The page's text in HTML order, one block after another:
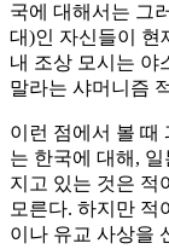
국에 대해서는 그
대)인 자신들이 현
내 조상 모시는 야
말라는 샤머니즘
이런 점에서 볼 때
는 한국에 대해,
지고 있는 것은 적
모른다. 하지만 적
이나 유교 사상을